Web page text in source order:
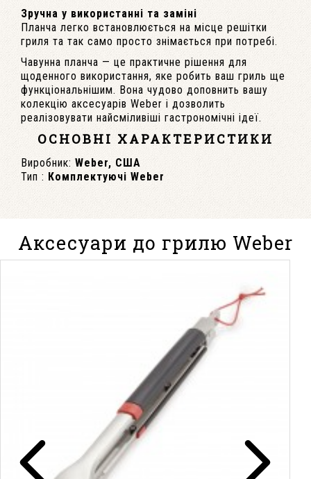
Зручна у використанні та заміні
Планча легко встановлюється на місце решітки
гриля та так само просто знімається при потребі.
Чавунна планча — це практичне рішення для
щоденного використання, яке робить ваш гриль ще
функціональнішим. Вона чудово доповнить вашу
колекцію аксесуарів Weber і дозволить
реалізовувати найсміливіші гастрономічні ідеї.
ОСНОВНІ ХАРАКТЕРИСТИКИ
Виробник: Weber, США
Тип : Комплектуючі Weber
Аксесуари до грилю Weber